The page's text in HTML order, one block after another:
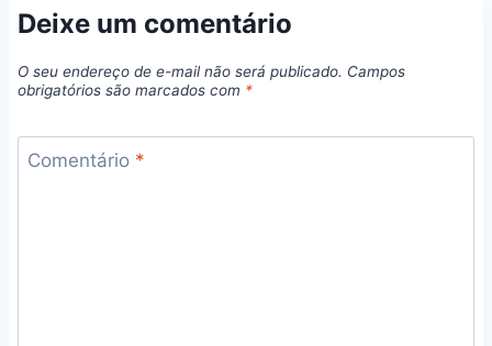
Deixe um comentário
O seu endereço de e-mail não será publicado. Campos
obrigatórios são marcados com *
Comentário *